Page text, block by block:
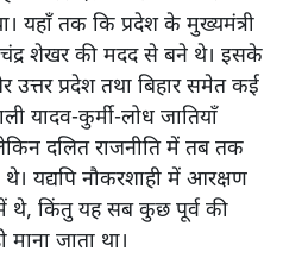
यहाँ तक कि प्रदेश के मुख्यमंत्री
शेखर की मदद से बने थे। इसके
प्रदेश तथा बिहार समेत कई
यादव-कुर्मी-लोध जातियाँ
दलित राजनीति में तब तक
यद्यपि नौकरशाही में आरक्षण
थे, किंतु यह सब कुछ पूर्व की
जाता था।